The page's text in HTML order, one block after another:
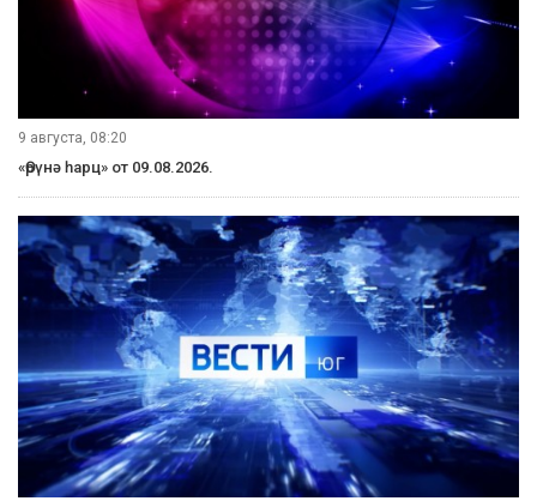
9 августа, 08:20
«Өрүнә һарц» от 09.08.2026.